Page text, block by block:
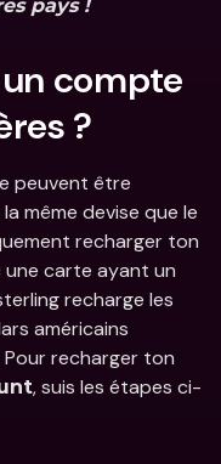
pays !
compte
?
peuvent être
même devise que le
recharger ton
carte ayant un
recharge les
américains
, suis les étapes ci-